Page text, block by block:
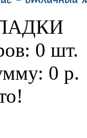
0 шт.
0 р.